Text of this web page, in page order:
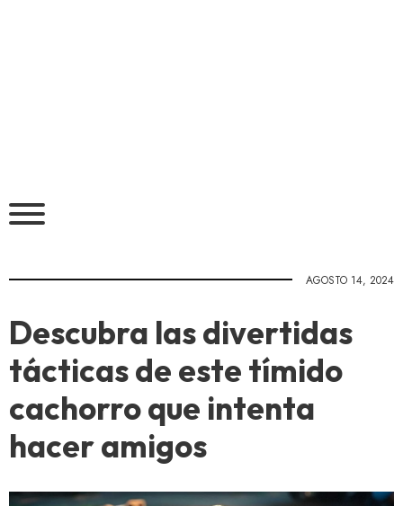
AGOSTO 14, 2024
Descubra las divertidas
tácticas de este tímido
cachorro que intenta
hacer amigos